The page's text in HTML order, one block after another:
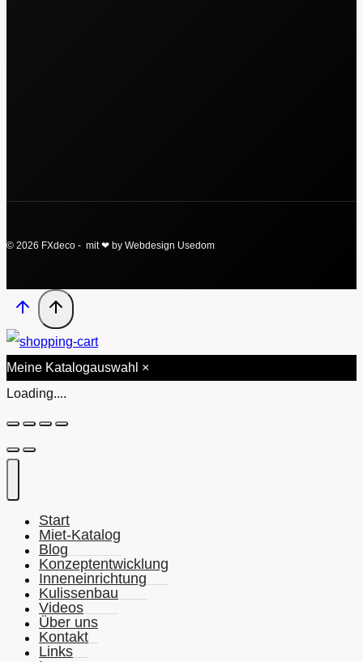
© 2026 FXdeco - mit ❤ by Webdesign Usedom
Meine Katalogauswahl ×
Loading....
Start
Miet-Katalog
Blog
Konzeptentwicklung
Inneneinrichtung
Kulissenbau
Videos
Über uns
Kontakt
Links